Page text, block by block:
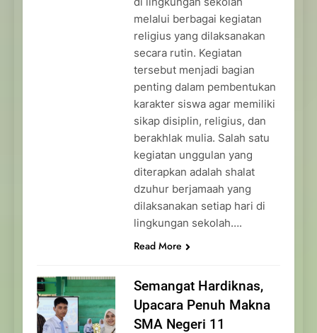
melalui berbagai kegiatan
religius yang dilaksanakan
secara rutin. Kegiatan
tersebut menjadi bagian
penting dalam pembentukan
karakter siswa agar memiliki
sikap disiplin, religius, dan
berakhlak mulia. Salah satu
kegiatan unggulan yang
diterapkan adalah shalat
dzuhur berjamaah yang
dilaksanakan setiap hari di
lingkungan sekolah….
Read More
Semangat Hardiknas,
Upacara Penuh Makna
SMA Negeri 11